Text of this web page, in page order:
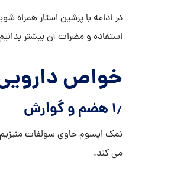
در ادامه با پرشین استار همراه
استفاده و مضرات آن بیشتر
خواص
۱٫ هضم و گوارش
نمک اپسوم حاوی سولفات
می کند.